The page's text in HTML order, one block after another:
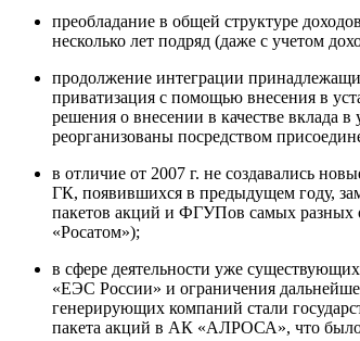
преобладание в общей структуре
несколько лет подряд (даже с учетом
продолжение интеграции
приватизация с помощью внесения в
решения о внесении в качестве вклада
реорганизованы посредством
в отличие от 2007 г. не создавались
ГК, появившихся в предыдущем году,
пакетов акций и ФГУПов самых разных
«Росатом»);
в сфере деятельности уже
«ЕЭС России» и ограничения
генерирующих компаний стали
пакета акций в АК «АЛРОСА», что было